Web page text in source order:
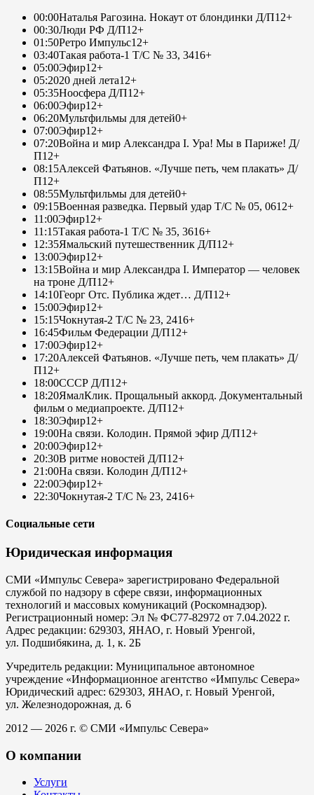
00:00Наталья Рагозина. Нокаут от блондинки Д/П12+
00:30Люди РФ Д/П12+
01:50Ретро Импульс12+
03:40Такая работа-1 Т/С № 33, 3416+
05:00Эфир12+
05:2020 дней лета12+
05:35Ноосфера Д/П12+
06:00Эфир12+
06:20Мультфильмы для детей0+
07:00Эфир12+
07:20Война и мир Александра I. Ура! Мы в Париже! Д/
П12+
08:15Алексей Фатьянов. «Лучше петь, чем плакать» Д/
П12+
08:55Мультфильмы для детей0+
09:15Военная разведка. Первый удар Т/С № 05, 0612+
11:00Эфир12+
11:15Такая работа-1 Т/С № 35, 3616+
12:35Ямальский путешественник Д/П12+
13:00Эфир12+
13:15Война и мир Александра I. Император — человек
на троне Д/П12+
14:10Георг Отс. Публика ждет… Д/П12+
15:00Эфир12+
15:15Чокнутая-2 Т/С № 23, 2416+
16:45Фильм Федерации Д/П12+
17:00Эфир12+
17:20Алексей Фатьянов. «Лучше петь, чем плакать» Д/
П12+
18:00СССР Д/П12+
18:20ЯмалКлик. Прощальный аккорд. Документальный
фильм о медиапроекте. Д/П12+
18:30Эфир12+
19:00На связи. Колодин. Прямой эфир Д/П12+
20:00Эфир12+
20:30В ритме новостей Д/П12+
21:00На связи. Колодин Д/П12+
22:00Эфир12+
22:30Чокнутая-2 Т/С № 23, 2416+
Социальные сети
Юридическая информация
СМИ «Импульс Севера» зарегистрировано Федеральной
службой по надзору в сфере связи, информационных
технологий и массовых комуникаций (Роскомнадзор).
Регистрационный номер: Эл № ФС77-82972 от 7.04.2022 г.
Адрес редакции: 629303, ЯНАО, г. Новый Уренгой,
ул. Подшибякина, д. 1, к. 2Б
Учредитель редакции: Муниципальное автономное
учреждение «Информационное агентство «Импульс Севера»
Юридический адрес: 629303, ЯНАО, г. Новый Уренгой,
ул. Железнодорожная, д. 6
2012 — 2026 г. © СМИ «Импульс Севера»
О компании
Услуги